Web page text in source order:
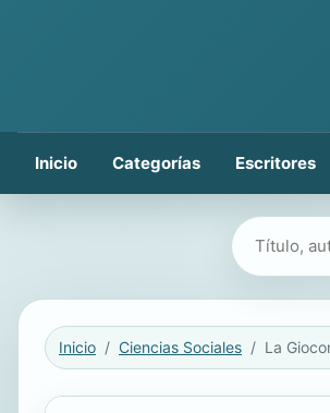
Inicio Categorías Escritores
Buscar libros
Inicio Ciencias Sociales La